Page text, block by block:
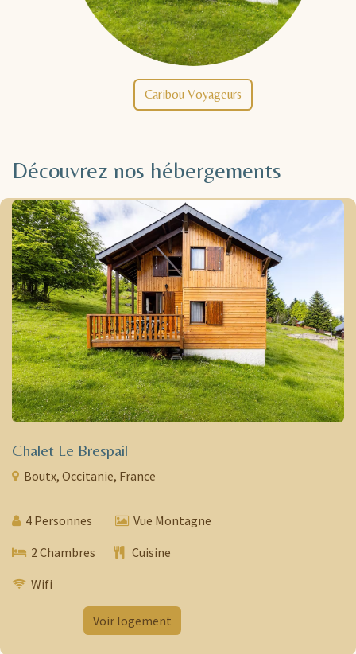
Caribou Voyageurs
Chalet Le Brespail
Boutx, Occitanie, France
4 Personnes ​​
Vue Montagne
2 Chambres
​ Cuisine
Wifi
Voir logement
Découvrez nos hébergements